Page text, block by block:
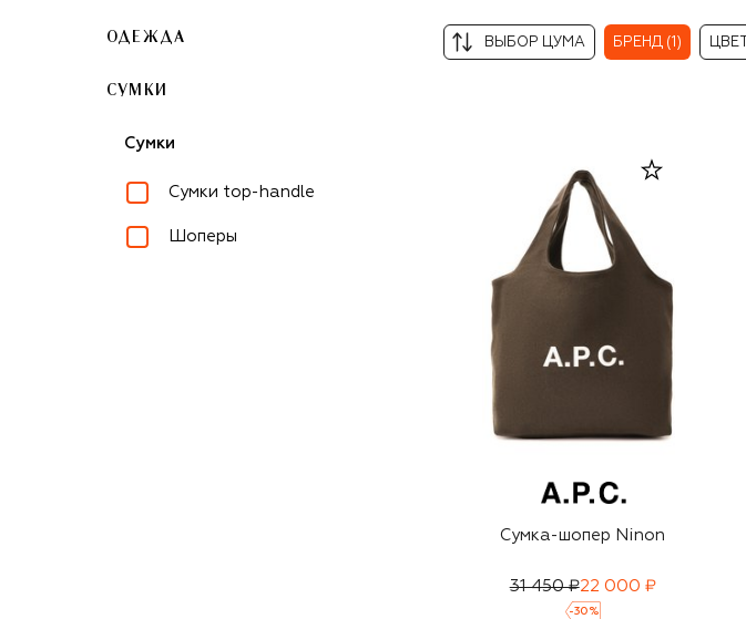
ОДЕЖДА
СУМКИ
Сумки
Сумки top-handle
Шоперы
ВЫБОР ЦУМА БРЕНД (1) ЦВЕТ
Сумка-шопер Ninon
31 450 ₽22 000 ₽
-30 %